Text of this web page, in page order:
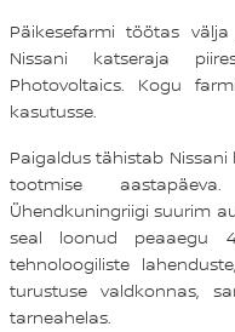
Päikesefarmi töötas
Nissani katseraja
Photovoltaics. Kogu
kasutusse.
Paigaldus tähistab
tootmise
Ühendkuningriigi suurim
seal loonud peaaegu
tehnoloogiliste
turustuse valdkonnas,
tarneahelas.